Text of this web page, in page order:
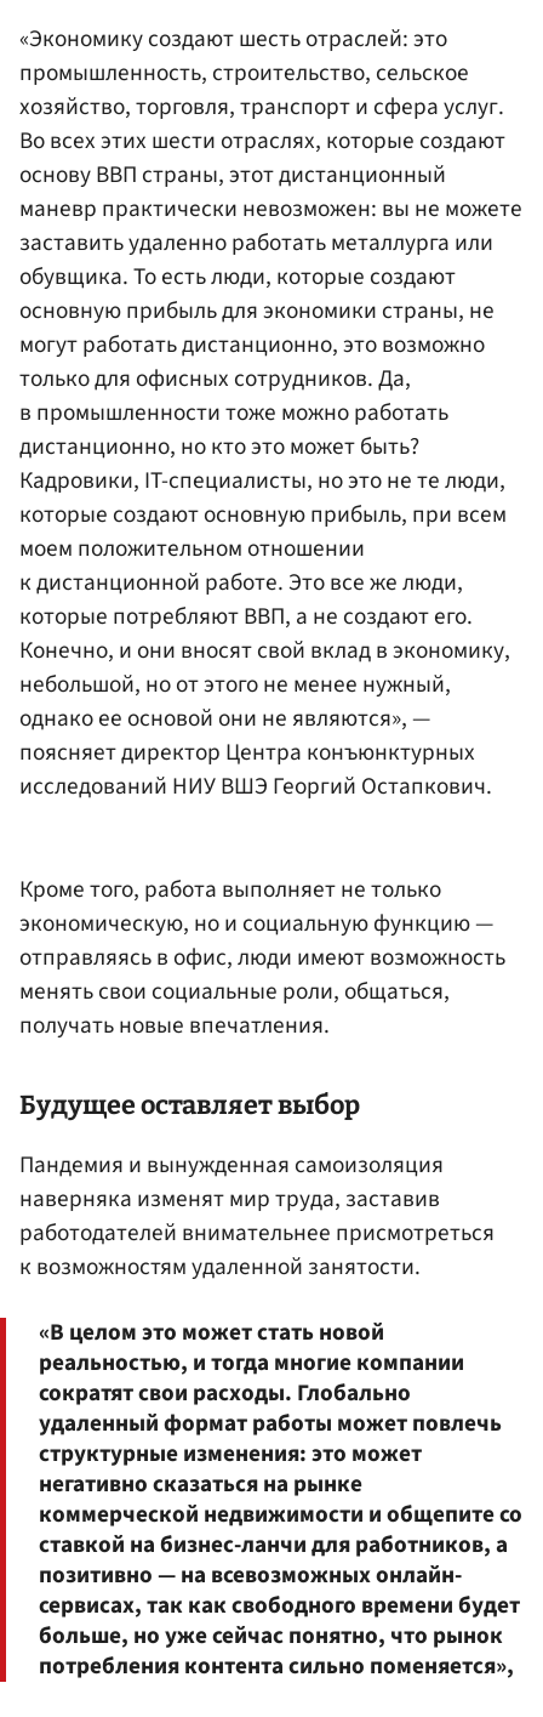
«Экономику создают шесть отраслей: это
промышленность, строительство, сельское
хозяйство, торговля, транспорт и сфера услуг.
Во всех этих шести отраслях, которые создают
основу ВВП страны, этот дистанционный
маневр практически невозможен: вы не можете
заставить удаленно работать металлурга или
обувщика. То есть люди, которые создают
основную прибыль для экономики страны, не
могут работать дистанционно, это возможно
только для офисных сотрудников. Да,
в промышленности тоже можно работать
дистанционно, но кто это может быть?
Кадровики, IT-специалисты, но это не те люди,
которые создают основную прибыль, при всем
моем положительном отношении
к дистанционной работе. Это все же люди,
которые потребляют ВВП, а не создают его.
Конечно, и они вносят свой вклад в экономику,
небольшой, но от этого не менее нужный,
однако ее основой они не являются», —
поясняет директор Центра конъюнктурных
исследований НИУ ВШЭ Георгий Остапкович.
Кроме того, работа выполняет не только
экономическую, но и социальную функцию —
отправляясь в офис, люди имеют возможность
менять свои социальные роли, общаться,
получать новые впечатления.
Будущее оставляет выбор
Пандемия и вынужденная самоизоляция
наверняка изменят мир труда, заставив
работодателей внимательнее присмотреться
к возможностям удаленной занятости.
«В целом это может стать новой
реальностью, и тогда многие компании
сократят свои расходы. Глобально
удаленный формат работы может повлечь
структурные изменения: это может
негативно сказаться на рынке
коммерческой недвижимости и общепите со
ставкой на бизнес-ланчи для работников, а
позитивно — на всевозможных онлайн-
сервисах, так как свободного времени будет
больше, но уже сейчас понятно, что рынок
потребления контента сильно поменяется»,